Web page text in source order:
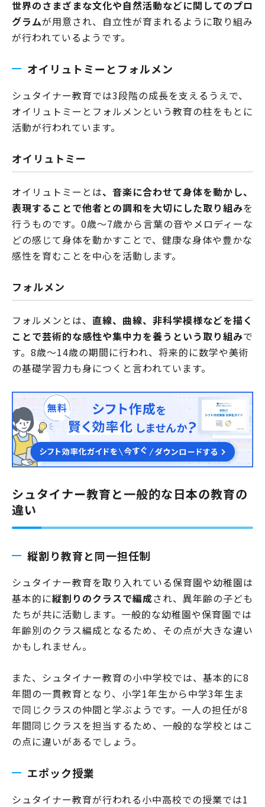
世界のさまざまな文化や自然活動などに関してのプロ
グラムが用意され、自立性が育まれるように取り組み
が行われているようです。
オイリュトミーとフォルメン
シュタイナー教育では3段階の成長を支えるうえで、
オイリュトミーとフォルメンという教育の柱をもとに
活動が行われています。
オイリュトミー
オイリュトミーとは、音楽に合わせて身体を動かし、
表現することで他者との調和を大切にした取り組みを
行うものです。0歳～7歳から言葉の音やメロディーな
どの感じて身体を動かすことで、健康な身体や豊かな
感性を育むことを中心を活動します。
フォルメン
フォルメンとは、 直線、曲線、非科学模様などを描く
ことで芸術的な感性や集中力を養うという取り組みで
す。8歳～14歳の期間に行われ、将来的に数学や美術
の基礎学習力も身につくと言われています。
シュタイナー教育と一般的な日本の教育の
違い
縦割り教育と同一担任制
シュタイナー教育を取り入れている保育園や幼稚園は
基本的に縦割りのクラスで編成され、異年齢の子ども
たちが共に活動します。一般的な幼稚園や保育園では
年齢別のクラス編成となるため、その点が大きな違い
かもしれません。
また、シュタイナー教育の小中学校では、基本的に8
年間の一貫教育となり、小学1年生から中学3年生ま
で同じクラスの仲間と学ぶようです。一人の担任が8
年間同じクラスを担当するため、一般的な学校とはこ
の点に違いがあるでしょう。
エポック授業
シュタイナー教育が行われる小中高校での授業では1